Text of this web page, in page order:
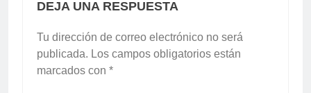
DEJA UNA RESPUESTA
Tu dirección de correo electrónico no será
publicada. Los campos obligatorios están
marcados con *